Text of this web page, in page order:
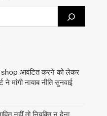
shop आवंटित करने को लेकर
मांगी नायाब नीति सुनवाई